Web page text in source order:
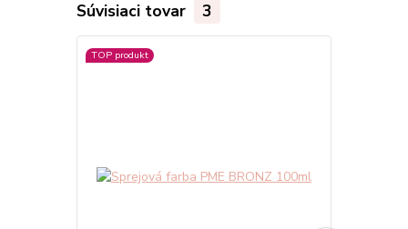
Súvisiaci tovar 3
TOP produkt